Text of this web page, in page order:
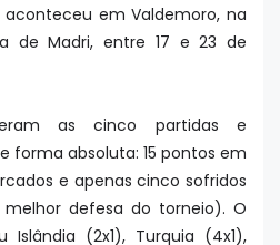
em Valdemoro, na
de Madri, entre 17 e 23 de
as cinco partidas e
forma absoluta: 15 pontos em
e apenas cinco sofridos
defesa do torneio). O
(2x1), Turquia (4x1),